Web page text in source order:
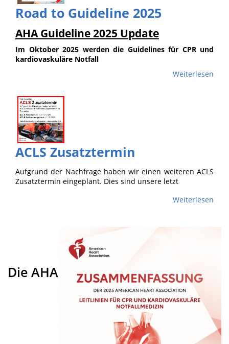
Road to Guideline 2025
AHA Guideline 2025 Update
Im Oktober 2025 werden die Guidelines für CPR und
kardiovaskuläre Notfall
Weiterlesen
ACLS Zusatztermin
Aufgrund der Nachfrage haben wir einen weiteren ACLS
Zusatztermin eingeplant. Dies sind unsere letzt
Weiterlesen
Die AHA